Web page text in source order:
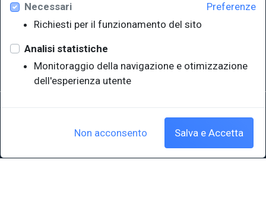
Università degli Studi di Trieste
Sistema Bibliotecario di Ateneo
EUT in cifre
P.IVA 00211830328 - C.F. 80013890324 - P.E.C.: ateneo@pec.units.it
Preferenze
Necessari
Richiesti per il funzionamento del sito
Analisi statistiche
Monitoraggio della navigazione e otimizzazione
dell'esperienza utente
Non acconsento Salva e Accetta